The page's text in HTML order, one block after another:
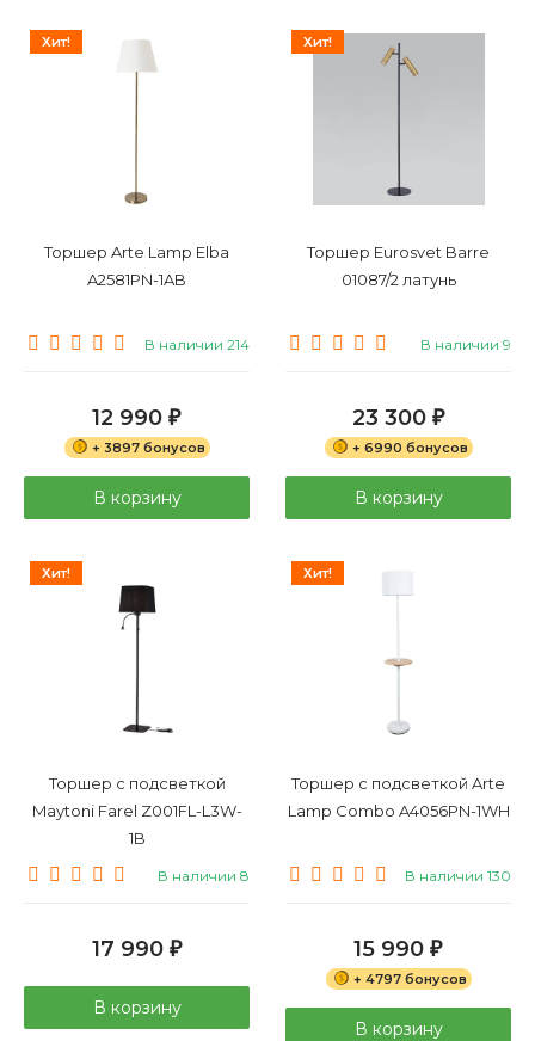
Хит!
Торшер Arte Lamp Elba
A2581PN-1AB
В наличии 214
12 990 ₽
+ 3897 бонусов
В корзину
Хит!
Торшер Eurosvet Barre
01087/2 латунь
В наличии 9
23 300 ₽
+ 6990 бонусов
В корзину
Хит!
Торшер с подсветкой
Maytoni Farel Z001FL-L3W-
1B
В наличии 8
17 990 ₽
В корзину
Хит!
Торшер с подсветкой Arte
Lamp Combo A4056PN-1WH
В наличии 130
15 990 ₽
+ 4797 бонусов
В корзину